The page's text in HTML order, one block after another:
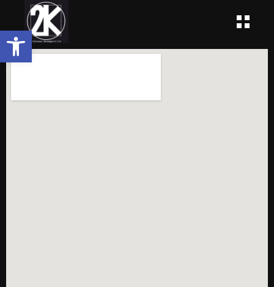
Open toolbar